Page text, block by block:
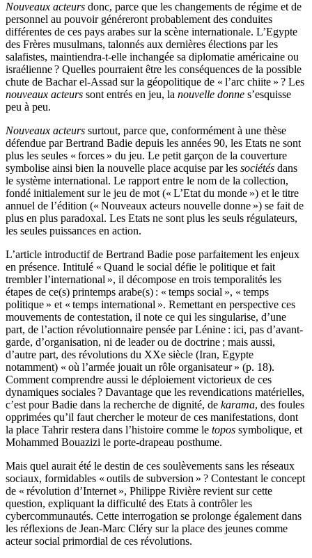
Nouveaux acteurs donc, parce que les changements de régime et de
personnel au pouvoir généreront probablement des conduites
différentes de ces pays arabes sur la scène internationale. L’Egypte
des Frères musulmans, talonnés aux dernières élections par les
salafistes, maintiendra-t-elle inchangée sa diplomatie américaine ou
israélienne ? Quelles pourraient être les conséquences de la possible
chute de Bachar el-Assad sur la géopolitique de « l’arc chiite » ? Les
nouveaux acteurs sont entrés en jeu, la nouvelle donne s’esquisse
peu à peu.
Nouveaux acteurs surtout, parce que, conformément à une thèse
défendue par Bertrand Badie depuis les années 90, les Etats ne sont
plus les seules « forces » du jeu. Le petit garçon de la couverture
symbolise ainsi bien la nouvelle place acquise par les sociétés dans
le système international. Le rapport entre le nom de la collection,
fondé initialement sur le jeu de mot (« L’Etat du monde ») et le titre
annuel de l’édition (« Nouveaux acteurs nouvelle donne ») se fait de
plus en plus paradoxal. Les Etats ne sont plus les seuls régulateurs,
les seules puissances en action.
L’article introductif de Bertrand Badie pose parfaitement les enjeux
en présence. Intitulé « Quand le social défie le politique et fait
trembler l’international », il décompose en trois temporalités les
étapes de ce(s) printemps arabe(s) : « temps social », « temps
politique » et « temps international ». Remettant en perspective ces
mouvements de contestation, il note ce qui les singularise, d’une
part, de l’action révolutionnaire pensée par Lénine : ici, pas d’avant-
garde, d’organisation, ni de leader ou de doctrine ; mais aussi,
d’autre part, des révolutions du XXe siècle (Iran, Egypte
notamment) « où l’armée jouait un rôle organisateur » (p. 18).
Comment comprendre aussi le déploiement victorieux de ces
dynamiques sociales ? Davantage que les revendications matérielles,
c’est pour Badie dans la recherche de dignité, de karama, des foules
opprimées qu’il faut chercher le moteur de ces manifestations, dont
la place Tahrir restera dans l’histoire comme le topos symbolique, et
Mohammed Bouazizi le porte-drapeau posthume.
Mais quel aurait été le destin de ces soulèvements sans les réseaux
sociaux, formidables « outils de subversion » ? Contestant le concept
de « révolution d’Internet », Philippe Rivière revient sur cette
question, expliquant la difficulté des Etats à contrôler les
cybercommunautés. Cette interrogation se prolonge également dans
les réflexions de Jean-Marc Cléry sur la place des jeunes comme
acteur social primordial de ces révolutions.